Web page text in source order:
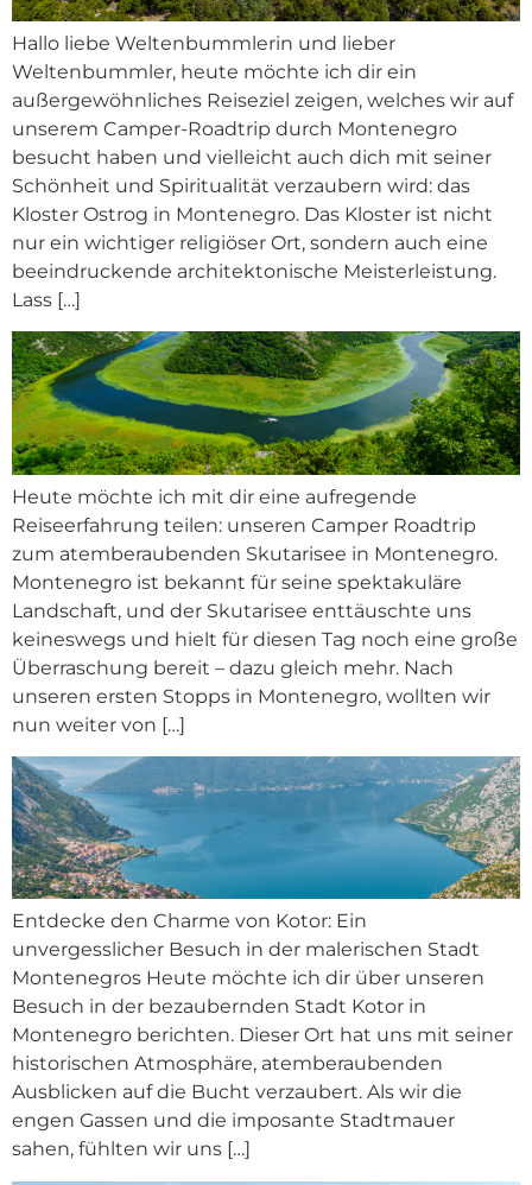
Hallo liebe Weltenbummlerin und lieber
Weltenbummler, heute möchte ich dir ein
außergewöhnliches Reiseziel zeigen, welches wir auf
unserem Camper-Roadtrip durch Montenegro
besucht haben und vielleicht auch dich mit seiner
Schönheit und Spiritualität verzaubern wird: das
Kloster Ostrog in Montenegro. Das Kloster ist nicht
nur ein wichtiger religiöser Ort, sondern auch eine
beeindruckende architektonische Meisterleistung.
Lass […]
Heute möchte ich mit dir eine aufregende
Reiseerfahrung teilen: unseren Camper Roadtrip
zum atemberaubenden Skutarisee in Montenegro.
Montenegro ist bekannt für seine spektakuläre
Landschaft, und der Skutarisee enttäuschte uns
keineswegs und hielt für diesen Tag noch eine große
Überraschung bereit – dazu gleich mehr. Nach
unseren ersten Stopps in Montenegro, wollten wir
nun weiter von […]
Entdecke den Charme von Kotor: Ein
unvergesslicher Besuch in der malerischen Stadt
Montenegros Heute möchte ich dir über unseren
Besuch in der bezaubernden Stadt Kotor in
Montenegro berichten. Dieser Ort hat uns mit seiner
historischen Atmosphäre, atemberaubenden
Ausblicken auf die Bucht verzaubert. Als wir die
engen Gassen und die imposante Stadtmauer
sahen, fühlten wir uns […]